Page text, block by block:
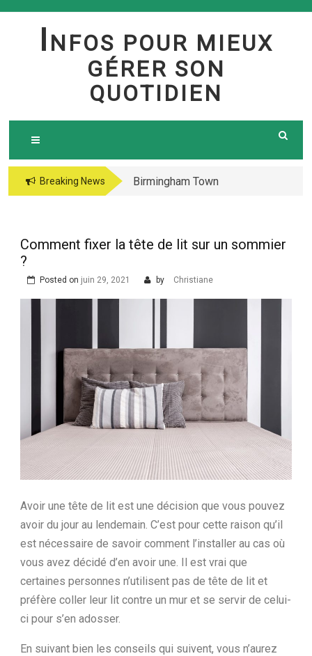
Skip
I NFOS POUR MIEUX
GÉRER SON
QUOTIDIEN
Breaking News
Birmingham Town
The jetsetter casino
lord of your sea pokie
Harbors Mercantile
Office Solutions Pvt
Comment fixer la tête de lit sur un sommier
?
Posted on juin 29, 2021 by Christiane
Avoir une tête de lit est une décision que vous pouvez
avoir du jour au lendemain. C’est pour cette raison qu’il
est nécessaire de savoir comment l’installer au cas où
vous avez décidé d’en avoir une. Il est vrai que
certaines personnes n’utilisent pas de tête de lit et
préfère coller leur lit contre un mur et se servir de celui-
ci pour s’en adosser.
En suivant bien les conseils qui suivent, vous n’aurez